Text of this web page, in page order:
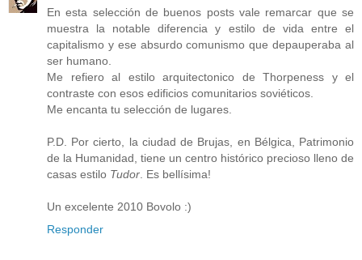
En esta selección de buenos posts vale remarcar que se
muestra la notable diferencia y estilo de vida entre el
capitalismo y ese absurdo comunismo que depauperaba al
ser humano.
Me refiero al estilo arquitectonico de Thorpeness y el
contraste con esos edificios comunitarios soviéticos.
Me encanta tu selección de lugares.
P.D. Por cierto, la ciudad de Brujas, en Bélgica, Patrimonio
de la Humanidad, tiene un centro histórico precioso lleno de
casas estilo Tudor . Es bellísima!
Un excelente 2010 Bovolo :)
Responder